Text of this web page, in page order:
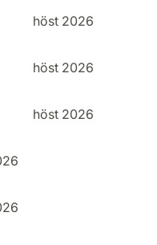
höst 2026
höst 2026
höst 2026